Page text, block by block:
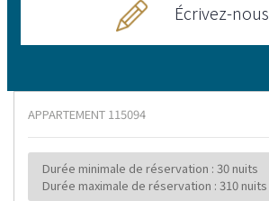
Écrivez-nous
APPARTEMENT 115094
Durée minimale de réservation : 30 nuits
Durée maximale de réservation : 310 nuits